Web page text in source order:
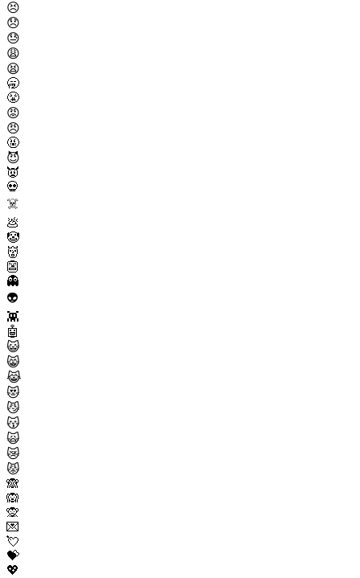
😣
😞
😓
😩
😫
🥱
😤
😡
😠
🤬
😈
👿
💀
☠️
💩
🤡
👹
👺
👻
👽
👾
🤖
😺
😸
😹
😻
😼
😽
🙀
😿
😾
🙈
🙉
🙊
💌
💘
💝
💖